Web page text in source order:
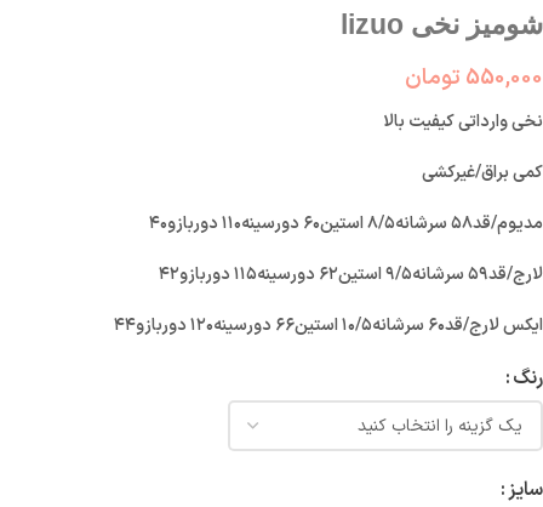
شومیز نخی lizuo
550,000 تومان
نخی وارداتی کیفیت بالا
کمی براق/غیرکشی
مدیوم/قد۵۸ سرشانه۸/۵ استین۶۰ دورسینه۱۱۰ دوربازو۴۰
لارج/قد۵۹ سرشانه۹/۵ استین۶۲ دورسینه۱۱۵ دوربازو۴۲
ایکس لارج/قد۶۰ سرشانه۱۰/۵ استین۶۶ دورسینه۱۲۰ دوربازو۴۴
رنگ
سایز